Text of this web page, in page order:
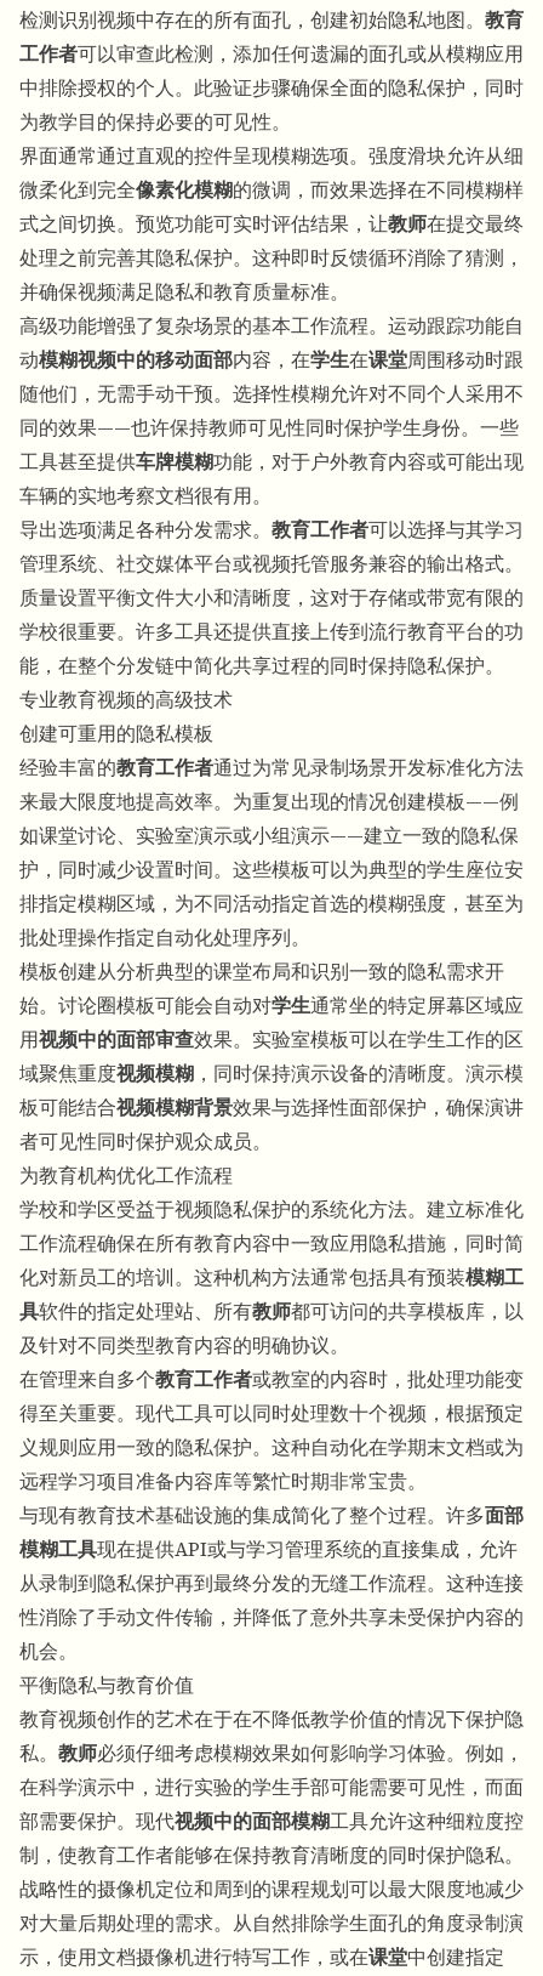
检测识别视频中存在的所有面孔，创建初始隐私地图。 教育
工作者可以审查此检测，添加任何遗漏的面孔或从模糊应用
中排除授权的个人。此验证步骤确保全面的隐私保护，同时
为教学目的保持必要的可见性。
界面通常通过直观的控件呈现模糊选项。强度滑块允许从细
微柔化到完全像素化模糊的微调，而效果选择在不同模糊样
式之间切换。预览功能可实时评估结果，让教师在提交最终
处理之前完善其隐私保护。这种即时反馈循环消除了猜测，
并确保视频满足隐私和教育质量标准。
高级功能增强了复杂场景的基本工作流程。运动跟踪功能自
动模糊视频中的移动面部内容，在学生在课堂周围移动时跟
随他们，无需手动干预。选择性模糊允许对不同个人采用不
同的效果——也许保持教师可见性同时保护学生身份。一些
工具甚至提供车牌模糊功能，对于户外教育内容或可能出现
车辆的实地考察文档很有用。
导出选项满足各种分发需求。 教育工作者可以选择与其学习
管理系统、社交媒体平台或视频托管服务兼容的输出格式。
质量设置平衡文件大小和清晰度，这对于存储或带宽有限的
学校很重要。许多工具还提供直接上传到流行教育平台的功
能，在整个分发链中简化共享过程的同时保持隐私保护。
专业教育视频的高级技术
创建可重用的隐私模板
经验丰富的教育工作者通过为常见录制场景开发标准化方法
来最大限度地提高效率。为重复出现的情况创建模板——例
如课堂讨论、实验室演示或小组演示——建立一致的隐私保
护，同时减少设置时间。这些模板可以为典型的学生座位安
排指定模糊区域，为不同活动指定首选的模糊强度，甚至为
批处理操作指定自动化处理序列。
模板创建从分析典型的课堂布局和识别一致的隐私需求开
始。讨论圈模板可能会自动对学生通常坐的特定屏幕区域应
用视频中的面部审查效果。实验室模板可以在学生工作的区
域聚焦重度视频模糊 ，同时保持演示设备的清晰度。演示模
板可能结合视频模糊背景效果与选择性面部保护，确保演讲
者可见性同时保护观众成员。
为教育机构优化工作流程
学校和学区受益于视频隐私保护的系统化方法。建立标准化
工作流程确保在所有教育内容中一致应用隐私措施，同时简
化对新员工的培训。这种机构方法通常包括具有预装模糊工
具软件的指定处理站、所有教师都可访问的共享模板库，以
及针对不同类型教育内容的明确协议。
在管理来自多个教育工作者或教室的内容时，批处理功能变
得至关重要。现代工具可以同时处理数十个视频，根据预定
义规则应用一致的隐私保护。这种自动化在学期末文档或为
远程学习项目准备内容库等繁忙时期非常宝贵。
与现有教育技术基础设施的集成简化了整个过程。许多面部
模糊工具现在提供API或与学习管理系统的直接集成，允许
从录制到隐私保护再到最终分发的无缝工作流程。这种连接
性消除了手动文件传输，并降低了意外共享未受保护内容的
机会。
平衡隐私与教育价值
教育视频创作的艺术在于在不降低教学价值的情况下保护隐
私。 教师必须仔细考虑模糊效果如何影响学习体验。例如，
在科学演示中，进行实验的学生手部可能需要可见性，而面
部需要保护。现代视频中的面部模糊工具允许这种细粒度控
制，使教育工作者能够在保持教育清晰度的同时保护隐私。
战略性的摄像机定位和周到的课程规划可以最大限度地减少
对大量后期处理的需求。从自然排除学生面孔的角度录制演
示，使用文档摄像机进行特写工作，或在课堂中创建指定